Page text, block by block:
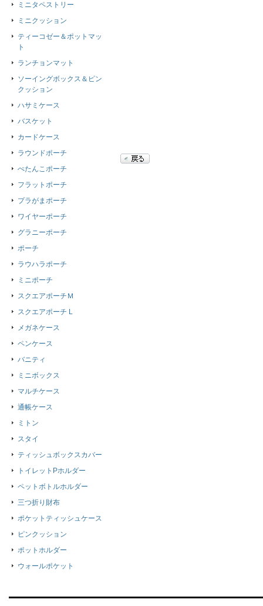
ミニタペストリー
ミニクッション
ティーコゼー＆ポットマッ
ト
ランチョンマット
ソーイングボックス＆ピン
クッション
ハサミケース
バスケット
カードケース
ラウンドポーチ
ぺたんこポーチ
フラットポーチ
プラがまポーチ
ワイヤーポーチ
グラニーポーチ
ポーチ
ラウハラポーチ
ミニポーチ
スクエアポーチＭ
スクエアポーチ L
メガネケース
ペンケース
バニティ
ミニボックス
マルチケース
通帳ケース
ミトン
スタイ
ティッシュボックスカバー
トイレットPホルダー
ペットボトルホルダー
三つ折り財布
ポケットティッシュケース
ピンクッション
ポットホルダー
ウォールポケット